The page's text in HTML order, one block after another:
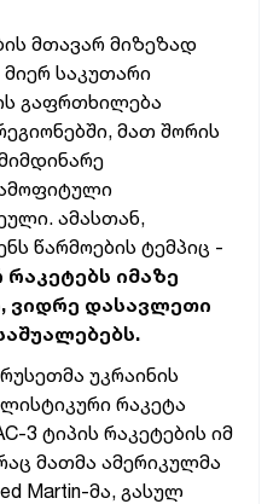
მთავარ მიზეზად
საკუთარი
გაფრთხილება
მათ შორის
ამასთან,
წარმოების ტემპიც -
იმაზე
ვიდრე დასავლეთი
.
უკრაინის
რაკეტა
3 ტიპის რაკეტების იმ
მათმა ამერიკულმა
Martin-მა, გასულ